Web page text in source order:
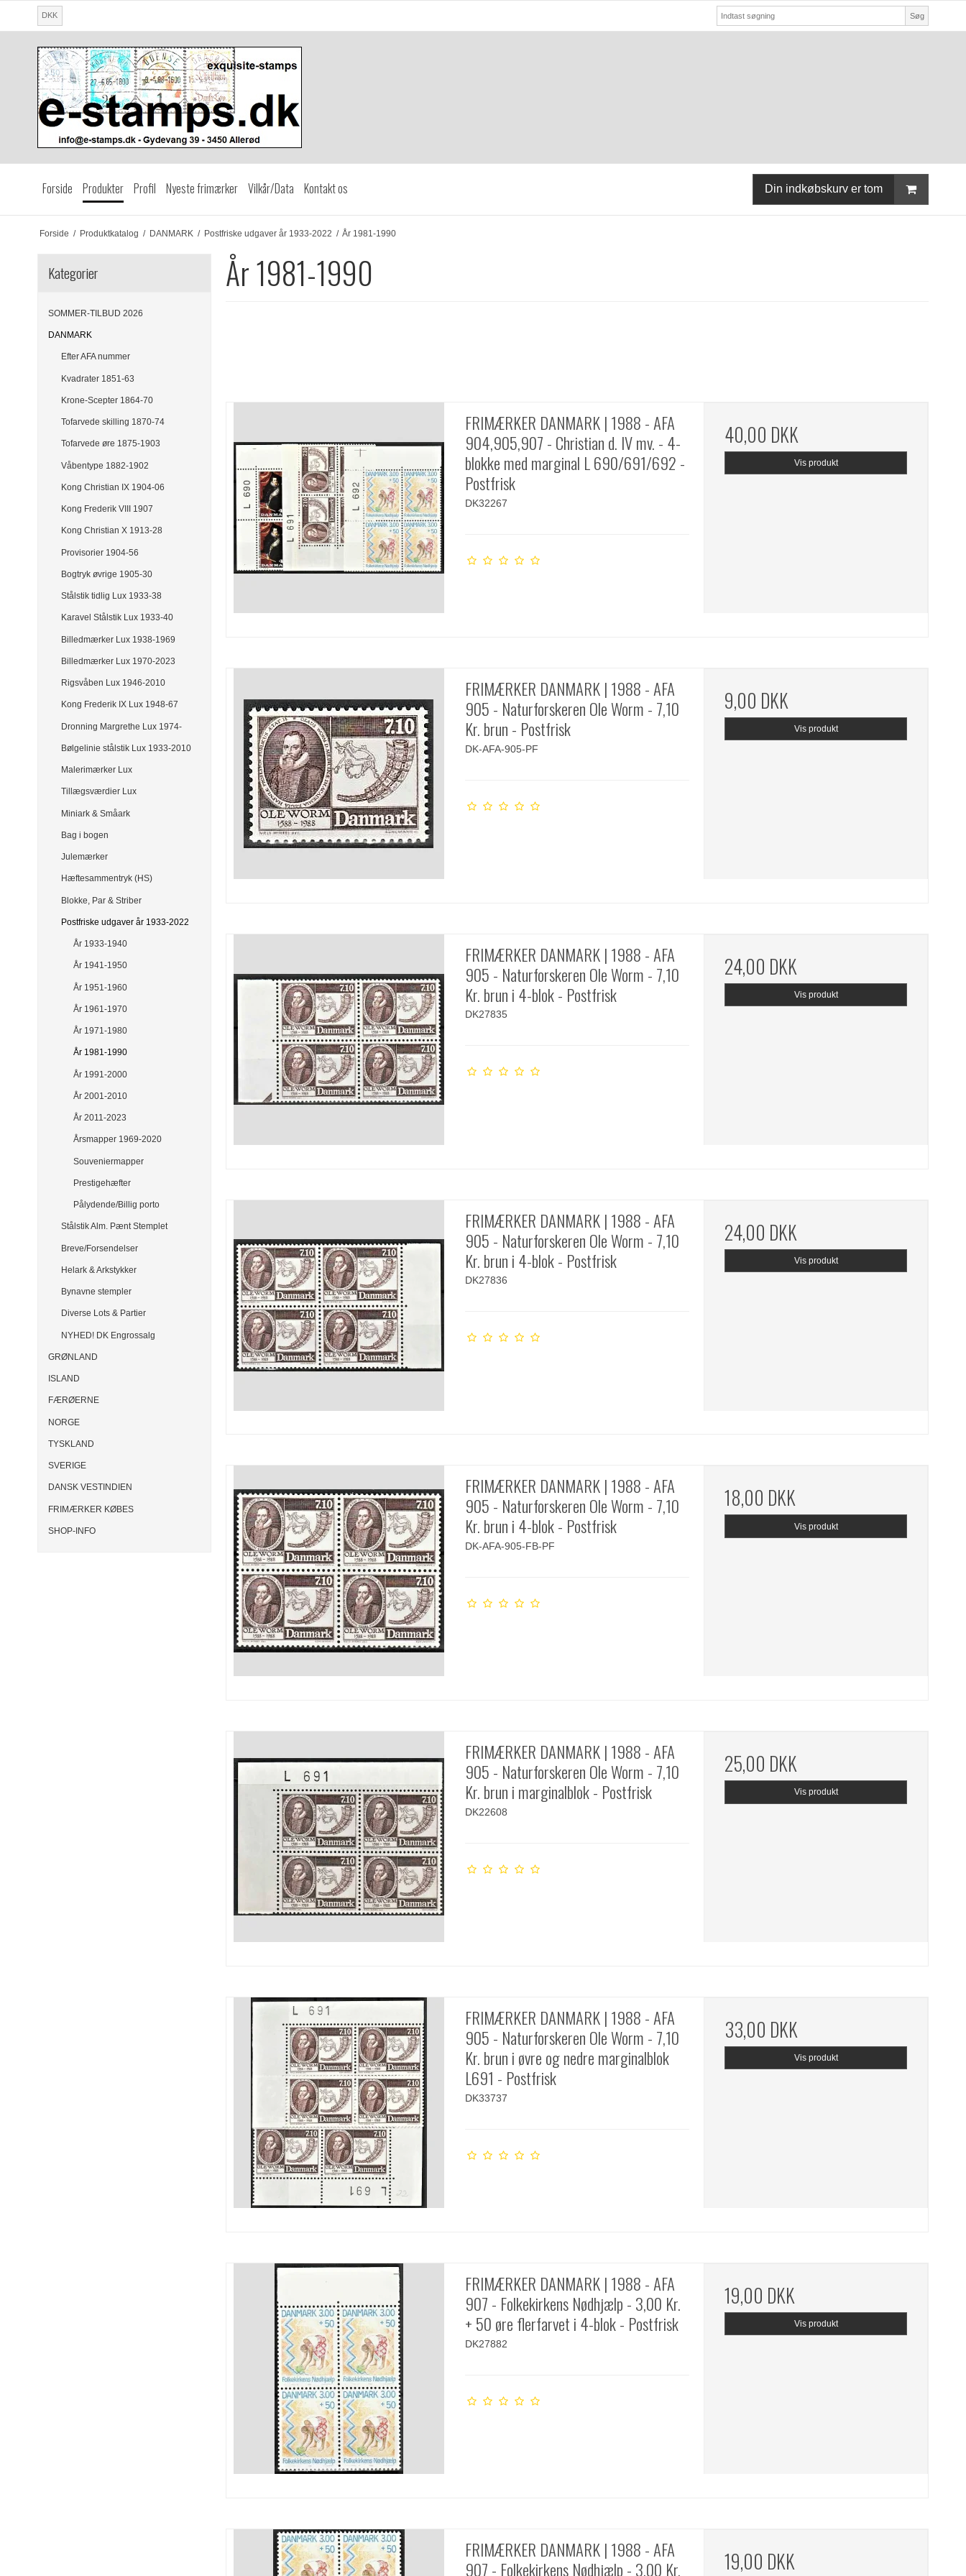
DKK Søg
Forside Produkter Profil Nyeste frimærker Vilkår/Data Kontakt os Din indkøbskurv er tom
Forside / Produktkatalog / DANMARK / Postfriske udgaver år 1933-2022 / År 1981-1990
Kategorier
SOMMER-TILBUD 2026
DANMARK
Efter AFA nummer
Kvadrater 1851-63
Krone-Scepter 1864-70
Tofarvede skilling 1870-74
Tofarvede øre 1875-1903
Våbentype 1882-1902
Kong Christian IX 1904-06
Kong Frederik VIII 1907
Kong Christian X 1913-28
Provisorier 1904-56
Bogtryk øvrige 1905-30
Stålstik tidlig Lux 1933-38
Karavel Stålstik Lux 1933-40
Billedmærker Lux 1938-1969
Billedmærker Lux 1970-2023
Rigsvåben Lux 1946-2010
Kong Frederik IX Lux 1948-67
Dronning Margrethe Lux 1974-
Bølgelinie stålstik Lux 1933-2010
Malerimærker Lux
Tillægsværdier Lux
Miniark & Småark
Bag i bogen
Julemærker
Hæftesammentryk (HS)
Blokke, Par & Striber
Postfriske udgaver år 1933-2022
År 1933-1940
År 1941-1950
År 1951-1960
År 1961-1970
År 1971-1980
År 1981-1990
År 1991-2000
År 2001-2010
År 2011-2023
Årsmapper 1969-2020
Souveniermapper
Prestigehæfter
Pålydende/Billig porto
Stålstik Alm. Pænt Stemplet
Breve/Forsendelser
Helark & Arkstykker
Bynavne stempler
Diverse Lots & Partier
NYHED! DK Engrossalg
GRØNLAND
ISLAND
FÆRØERNE
NORGE
TYSKLAND
SVERIGE
DANSK VESTINDIEN
FRIMÆRKER KØBES
SHOP-INFO
År 1981-1990
FRIMÆRKER DANMARK | 1988 - AFA
904,905,907 - Christian d. IV mv. - 4-
blokke med marginal L 690/691/692 -
Postfrisk
DK32267
40,00 DKK
Vis produkt
FRIMÆRKER DANMARK | 1988 - AFA
905 - Naturforskeren Ole Worm - 7,10
Kr. brun - Postfrisk
DK-AFA-905-PF
9,00 DKK
Vis produkt
FRIMÆRKER DANMARK | 1988 - AFA
905 - Naturforskeren Ole Worm - 7,10
Kr. brun i 4-blok - Postfrisk
DK27835
24,00 DKK
Vis produkt
FRIMÆRKER DANMARK | 1988 - AFA
905 - Naturforskeren Ole Worm - 7,10
Kr. brun i 4-blok - Postfrisk
DK27836
24,00 DKK
Vis produkt
FRIMÆRKER DANMARK | 1988 - AFA
905 - Naturforskeren Ole Worm - 7,10
Kr. brun i 4-blok - Postfrisk
DK-AFA-905-FB-PF
18,00 DKK
Vis produkt
FRIMÆRKER DANMARK | 1988 - AFA
905 - Naturforskeren Ole Worm - 7,10
Kr. brun i marginalblok - Postfrisk
DK22608
25,00 DKK
Vis produkt
FRIMÆRKER DANMARK | 1988 - AFA
905 - Naturforskeren Ole Worm - 7,10
Kr. brun i øvre og nedre marginalblok
L691 - Postfrisk
DK33737
33,00 DKK
Vis produkt
FRIMÆRKER DANMARK | 1988 - AFA
907 - Folkekirkens Nødhjælp - 3,00 Kr.
+ 50 øre flerfarvet i 4-blok - Postfrisk
DK27882
19,00 DKK
Vis produkt
FRIMÆRKER DANMARK | 1988 - AFA
907 - Folkekirkens Nødhjælp - 3,00 Kr.
19,00 DKK